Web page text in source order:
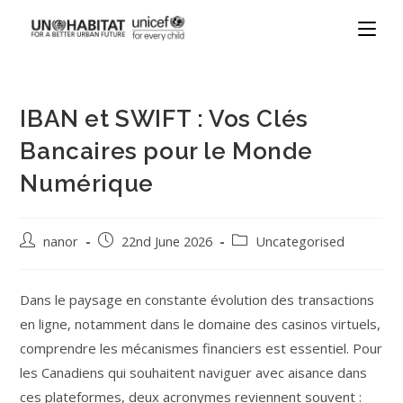
IBAN et SWIFT : Vos Clés
Bancaires pour le Monde
Numérique
nanor 22nd June 2026 Uncategorised
Dans le paysage en constante évolution des transactions
en ligne, notamment dans le domaine des casinos virtuels,
comprendre les mécanismes financiers est essentiel. Pour
les Canadiens qui souhaitent naviguer avec aisance dans
ces plateformes, deux acronymes reviennent souvent :